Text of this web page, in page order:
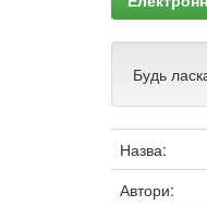
Будь
Назва:
Автори: